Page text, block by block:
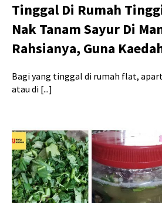
Tinggal Di Rumah
Nak Tanam Sayur Di
Rahsianya, Guna
Bagi yang tinggal di rumah flat,
atau di [...]